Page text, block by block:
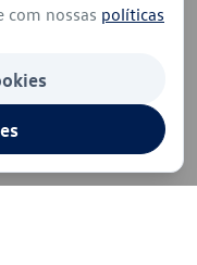
com nossas políticas